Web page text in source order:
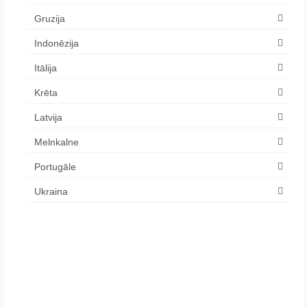
Gruzija
Indonēzija
Itālija
Krēta
Latvija
Melnkalne
Portugāle
Ukraina